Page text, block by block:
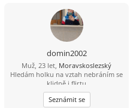
domin2002
Muž, 23 let, Moravskoslezský
Hledám holku na vztah nebráním se
klidně i flirtu
Seznámit se